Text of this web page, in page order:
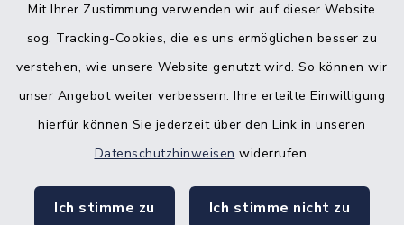
Mit Ihrer Zustimmung verwenden wir auf dieser Website
sog. Tracking-Cookies, die es uns ermöglichen besser zu
verstehen, wie unsere Website genutzt wird. So können wir
unser Angebot weiter verbessern. Ihre erteilte Einwilligung
hierfür können Sie jederzeit über den Link in unseren
Datenschutzhinweisen widerrufen.
Ich stimme zu Ich stimme nicht zu
Bürgerbüro Hohenwestedt
Bürgerbüro Hanerau-Hademarschen
Nebenstelle Padenstedt
Gleichstellungsbüro